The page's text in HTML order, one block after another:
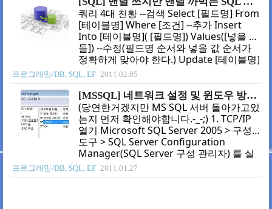
프로바인더가 설지되었으면 아래와 같이
참조하여 사용하면 됩니다.
System.Data.SQLite; using
System.Data.SQLite; 2. 사용법 일반
ODBC와 동일 합니다 커낵션 만들어서 열
고 커맨드 만들어서 사용하면 됩니다. (검
색하면 많이 나오니 자세한 설명은 생략합
니다. ^^;) 3. 속..
쿼리 4대 천황 --검색 Select [필드명] From
[테이블명] Where [조건] --추가 Insert
Into [테이블명]( [필드명]) Values([넣을 값
들]) --수정(필드명 순서와 넣을 값 순서가
정확하게 맞아야 한다.) Update [테이블명]
Set [필드명] = [넣을 값들] Where [조건] --
별칭 사용 Update [별칭1] Set [필드명] =
[넣을 값들] From [테이블명] as [별칭1]
Where [조건] --삭제 Delete [테이블명]
Where [조건] Delete [제거할 대상 테이블
명] From [조건으로 쓸 테이블명] Where
[조건] 4대 천황 추종자 --정렬 --오름차순,
작은것부터 큰것까지, A->Z, ㄱ->ㅎ Select
[필드명] From [..
프로그래밍/DB, SQL, EF 2011.02.05
[MSSQL] 네트워크 설정 및 윈도우 방화벽 설정(MSSQL2005 기준)
(당연한거겠지만 MS SQL 서버 돌아가고있
는지 먼저 확인해야합니다.-_-;) 1. TCP/IP
열기 Microsoft SQL Server 2005 > 구성
도구 > SQL Server Configuration
Manager(SQL Server 구성 관리자) 를 실
행 SQL Server 구성 관리자 > SQL Server
2005 네트워크 구성 > SQLEXPRESS 프로
프로그래밍/DB, SQL, EF 2011.01.27